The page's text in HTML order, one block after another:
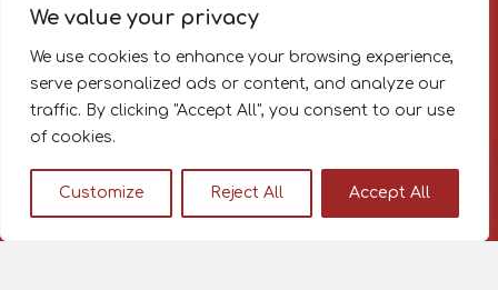
We value your privacy
We use cookies to enhance your browsing experience,
serve personalized ads or content, and analyze our
traffic. By clicking "Accept All", you consent to our use
of cookies.
Customize Reject All Accept All
Social Media
Newsletter:
Κάνε εγγραφή στο newsletter
μαθαίνεις πρώτος όλα τα νέα!